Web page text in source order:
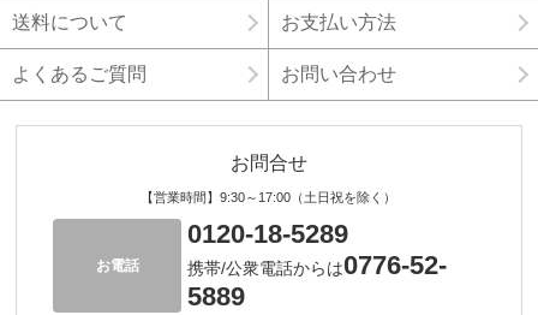
送料について お支払い方法
よくあるご質問 お問い合わせ
お問合せ
【営業時間】9:30～17:00（土日祝を除く）
お電話
0120-18-5289
携帯/公衆電話からは0776-52-
5889